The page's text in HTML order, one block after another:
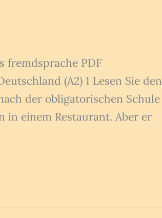
fremdsprache PDF
(A2) 1 Lesen Sie den
der obligatorischen Schule
in einem Restaurant. Aber er